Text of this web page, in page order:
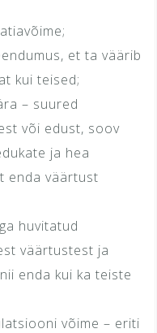
et ta väärib
kui teised;
– suured
või edust, soov
ja hea
enda väärtust
huvitatud
väärtustest ja
enda kui ka teiste
võime – eriti